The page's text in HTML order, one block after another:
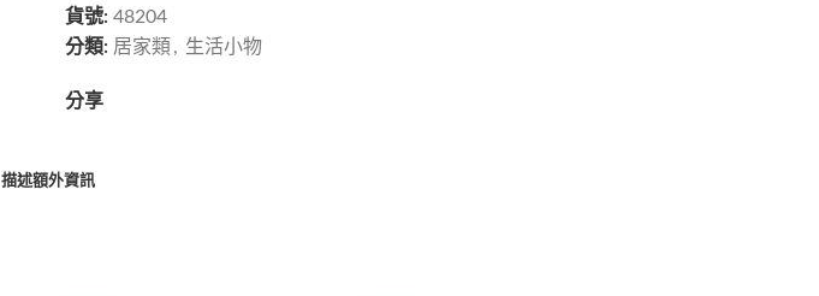
貨號:48204
分類: 居家類 , 生活小物
分享
描述額外資訊